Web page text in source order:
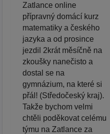
Zatlance online
přípravný domácí kurz
matematiky a českého
jazyka a od prosince
jezdil 2krát měsíčně na
zkoušky nanečisto a
dostal se na
gymnázium, na které si
přál! (Středočeský kraj).
Takže bychom velmi
chtěli poděkovat celému
týmu na Zatlance za